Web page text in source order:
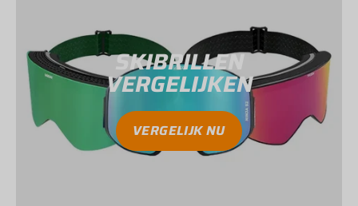
SKIBRILLEN
VERGELIJKEN
VERGELIJK NU